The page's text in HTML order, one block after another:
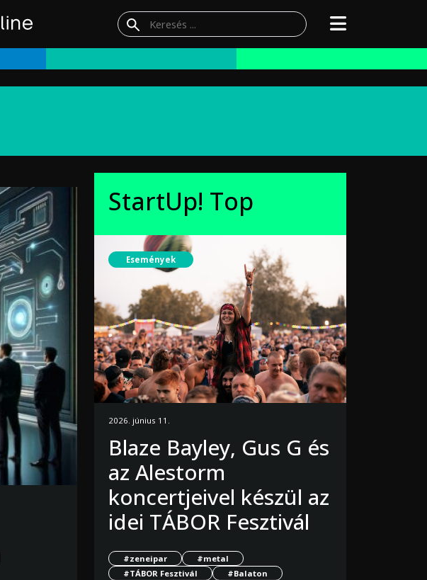
StartUp! Top
Események
2026. június 11.
Blaze Bayley, Gus G és
az Alestorm
koncertjeivel készül az
idei TÁBOR Fesztivál
#zeneipar
#metal
#TÁBOR Fesztivál
#Balaton